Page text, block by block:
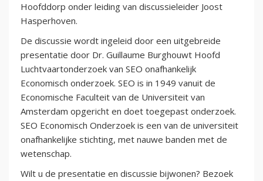
Hoofddorp onder leiding van discussieleider Joost
Hasperhoven.
De discussie wordt ingeleid door een uitgebreide
presentatie door Dr. Guillaume Burghouwt Hoofd
Luchtvaartonderzoek van SEO onafhankelijk
Economisch onderzoek. SEO is in 1949 vanuit de
Economische Faculteit van de Universiteit van
Amsterdam opgericht en doet toegepast onderzoek.
SEO Economisch Onderzoek is een van de universiteit
onafhankelijke stichting, met nauwe banden met de
wetenschap.
Wilt u de presentatie en discussie bijwonen? Bezoek